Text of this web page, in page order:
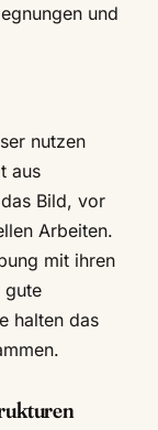
und
nutzen
aus
Bild, vor
Arbeiten.
mit ihren
gute
halten das